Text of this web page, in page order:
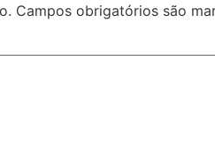
Campos obrigatórios são